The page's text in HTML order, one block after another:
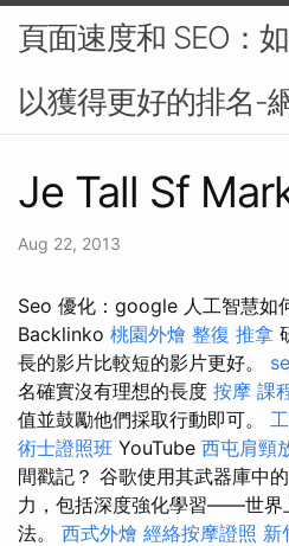
頁面速度和 SEO：
以獲得更好的排名-
Je Tall Sf
Aug 22, 2013
Seo 優化：google 人工智慧如
Backlinko 桃園外燴 整復 推拿
長的影片比較短的影片更好。
名確實沒有理想的長度 按摩 課
值並鼓勵他們採取行動即可。
術士證照班 YouTube 西屯肩頸
間戳記？ 谷歌使用其武器庫中
力，包括深度強化學習——世界
法。 西式外燴 經絡按摩證照 新